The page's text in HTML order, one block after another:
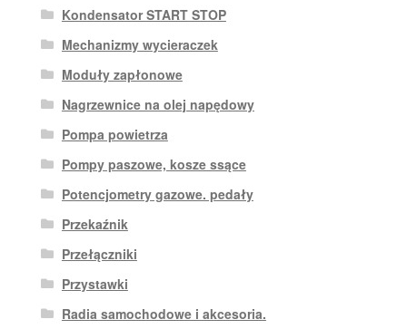
Kondensator START STOP
Mechanizmy wycieraczek
Moduły zapłonowe
Nagrzewnice na olej napędowy
Pompa powietrza
Pompy paszowe, kosze ssące
Potencjometry gazowe. pedały
Przekaźnik
Przełączniki
Przystawki
Radia samochodowe i akcesoria.